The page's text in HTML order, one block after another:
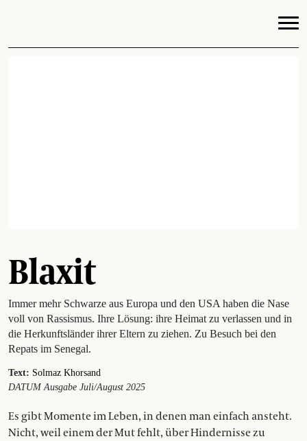
Blaxit
Immer mehr Schwarze aus Europa und den USA haben die Nase
voll von Rassismus. Ihre Lösung: ihre Heimat zu verlassen und in
die Herkunftsländer ihrer Eltern zu ziehen. Zu Besuch bei den
Repats im Senegal.
Text: Solmaz Khorsand
DATUM Ausgabe Juli/August 2025
Es gibt Momente im Leben, in denen man einfach ansteht.
Nicht, weil einem der Mut fehlt, über Hindernisse zu